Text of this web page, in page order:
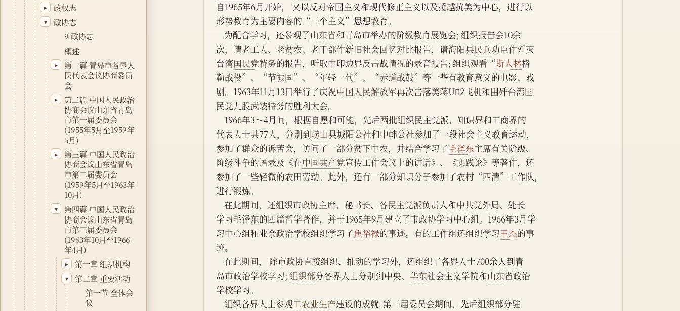
▸ 政权志
▾
政协志
9 政协志
概述
▸
第一篇 青岛市各界人
民代表会议协商委员
会
▸
第二篇 中国人民政治
协商会议山东省青岛
市第一届委员会
(1955年5月至1959年
5月)
▸
第三篇 中国人民政治
协商会议山东省青岛
市第二届委员会
(1959年5月至1963年
10月)
▾
第四篇 中国人民政治
协商会议山东省青岛
市第三届委员会
(1963年10月至1966
年4月)
▸ 第一章 组织机构
▾
第二章 重要活动
第一节 全体会
议
自1965年6月开始， 又以反对帝国主义和现代修正主义以及援越抗美为中心，进行以
形势教育为主要内容的“三个主义”思想教育。
    为配合学习，还参观了
山东省和青岛市举办的阶级教育展览会; 组织报告会10余
次，请老工人、老贫农、老干部作新旧社会回忆对比报告，请海阳县民兵功臣作歼灭
台湾国民党特务的报告，听取中印边界反击战情况的录音报告; 组织观看“斯大林格
勒战役”、“节振国”、“年轻一代”、“赤道战鼓”等一些有教育意义的电影、戏
剧。1963年11月13日举行了庆祝中国人民解放军再次击落美蒋U2飞机和围歼台湾国
民党九股武装特务的胜利大会。
    1966年3～4月间，根据自愿和可能，先后两批组织民主党派、知识界和工商界的
代表人士共77人，分别到崂山县城阳公社和中韩公社参加了一段社会主义教育运动，
参加了群众的诉苦会，访问了一部分贫下中农，并结合学习了毛泽东主席有关阶级、
阶级斗争的语录及《在中国共产党宣传工作会议上的讲话》、《实践论》等著作，还
参加了一些轻微的农田劳动。此外，还有一部分知识分子参加了农村“四清”工作队，
进行锻炼。
    在此期间，还组织市
政协主席、秘书长、 各民主党派负责人和中共党外局、处长
学习毛泽东的四篇哲学著作，并于1965年9月建立了市政协学习中心组。1966年3月学
习中心组和业余政治学校组织学习了焦裕禄的事迹。有的工作组还组织学习王杰的事
迹。
    在此期间， 除市政协直接组织、推动的学习外，还组织了各界人士700余人到青
岛市政治学校学习; 组织部分各界人士分别到中央、华东社会主义学院和山东省政治
学校学习。
    组织各界人士参观
工农业生产建设的成就  第三届委员会期间，先后组织部分驻